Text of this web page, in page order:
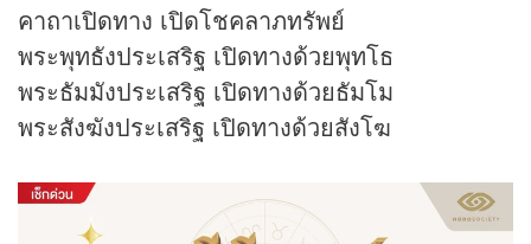
คาถาเปิดทาง เปิดโชคลาภทรัพย์
พระพุทธังประเสริฐ เปิดทางด้วยพุทโธ
พระธัมมังประเสริฐ เปิดทางด้วยธัมโม
พระสังฆังประเสริฐ เปิดทางด้วยสังโฆ